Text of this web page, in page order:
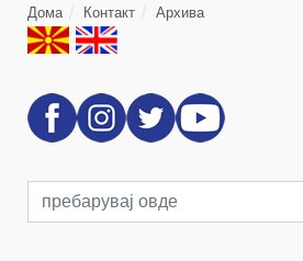
Дома Контакт Архива